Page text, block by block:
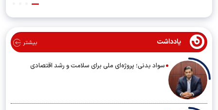
یادداشت بیشتر
سواد بدنی؛ پروژه‌ای ملی برای سلامت و رشد اقتصادی